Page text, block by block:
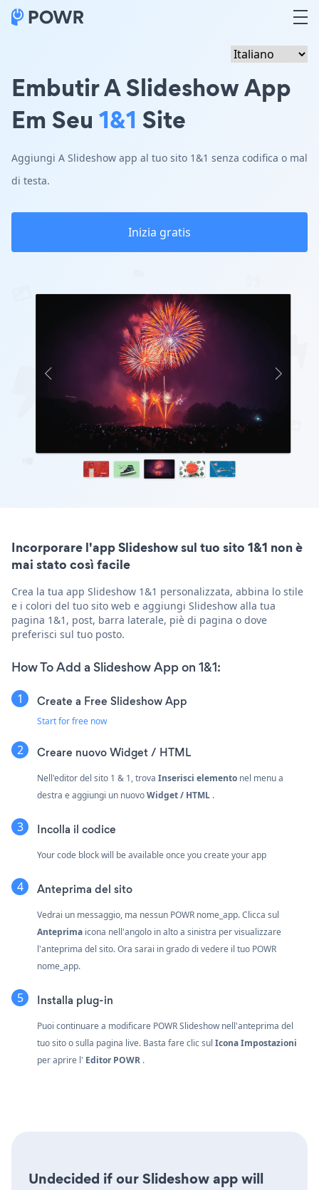
Embutir A Slideshow App
Em Seu 1&1 Site
Aggiungi A Slideshow app al tuo sito 1&1 senza codifica o mal
di testa.
Inizia gratis
Incorporare l'app Slideshow sul tuo sito 1&1 non è
mai stato così facile
Crea la tua app Slideshow 1&1 personalizzata, abbina lo stile
e i colori del tuo sito web e aggiungi Slideshow alla tua
pagina 1&1, post, barra laterale, piè di pagina o dove
preferisci sul tuo posto.
How To Add a Slideshow App on 1&1:
Create a Free Slideshow App
Start for free now
Creare nuovoWidget / HTML
Nell'editor del sito 1 & 1, trova Inserisci elemento nel menu a
destra e aggiungi un nuovoWidget / HTML .
Incolla il codice
Your code block will be available once you create your app
Anteprima del sito
Vedrai un messaggio, ma nessun POWR nome_app. Clicca sul
Anteprima icona nell'angolo in alto a sinistra per visualizzare
l'anteprima del sito. Ora sarai in grado di vedere il tuo POWR
nome_app.
Installa plug-in
Puoi continuare a modificare POWR Slideshow nell'anteprima del
tuo sito o sulla pagina live. Basta fare clic sul Icona Impostazioni
per aprire l' Editor POWR .
Undecided if our Slideshow app will